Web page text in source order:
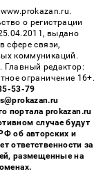
о регистрации
выдано
сфере связи,
коммуникаций.
Главный редактор:
ограничение 16+.
53-79
портала prokazan.ru
случае будут
об авторских и
ответственности за
размещенные на